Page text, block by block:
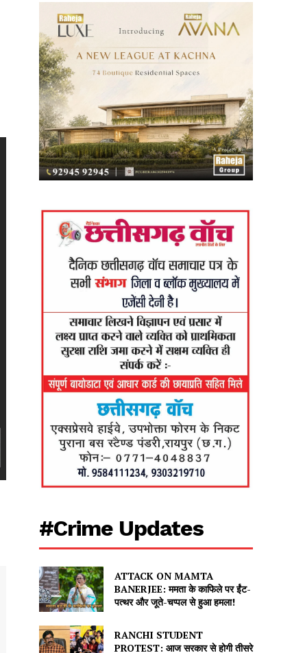
#Crime Updates
ATTACK ON MAMTA
BANERJEE: ममता के काफिले पर ईंट-
पत्थर और जूते-चप्पल से हुआ हमला!
RANCHI STUDENT
PROTEST: आज सरकार से होगी तीसरे